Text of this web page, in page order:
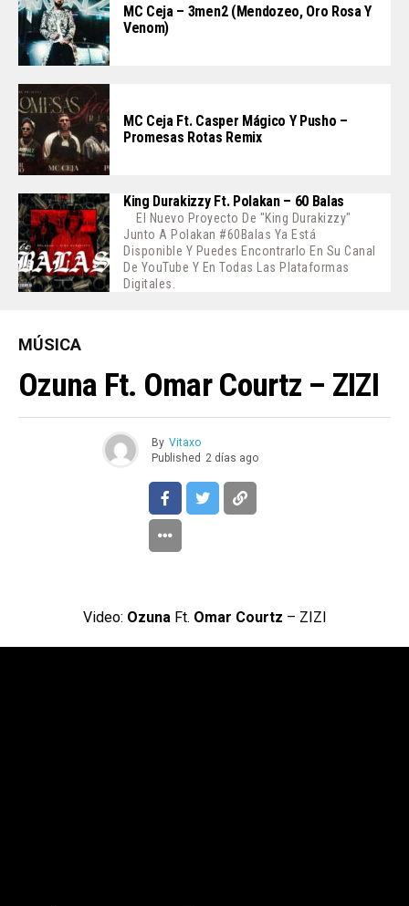
MC Ceja – 3men2 (Mendozeo, Oro Rosa Y
Venom)
MC Ceja Ft. Casper Mágico Y Pusho –
Promesas Rotas Remix
King Durakizzy Ft. Polakan – 60 Balas
El Nuevo Proyecto De "King Durakizzy"
Junto A Polakan #60Balas Ya Está
Disponible Y Puedes Encontrarlo En Su Canal
De YouTube Y En Todas Las Plataformas
Digitales.
MÚSICA
Ozuna Ft. Omar Courtz – ZIZI
By Vitaxo
Published 2 días ago
Video: Ozuna Ft. Omar Courtz – ZIZI